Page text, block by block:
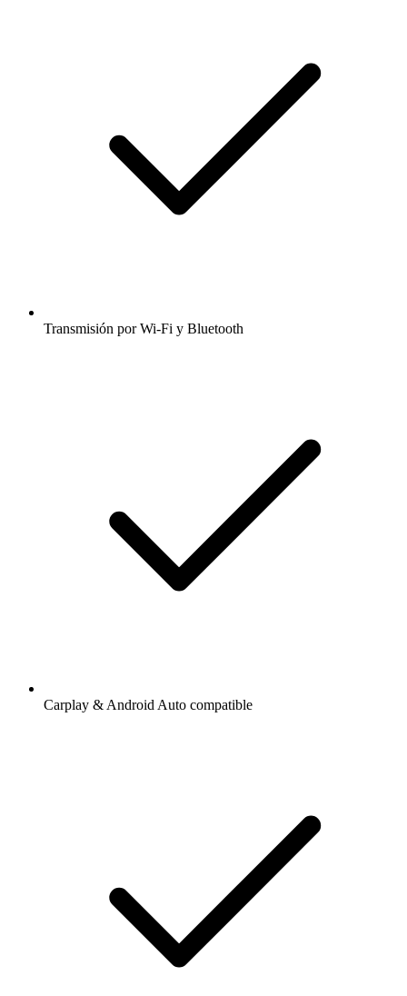
Transmisión por Wi-Fi y Bluetooth
Carplay & Android Auto compatible